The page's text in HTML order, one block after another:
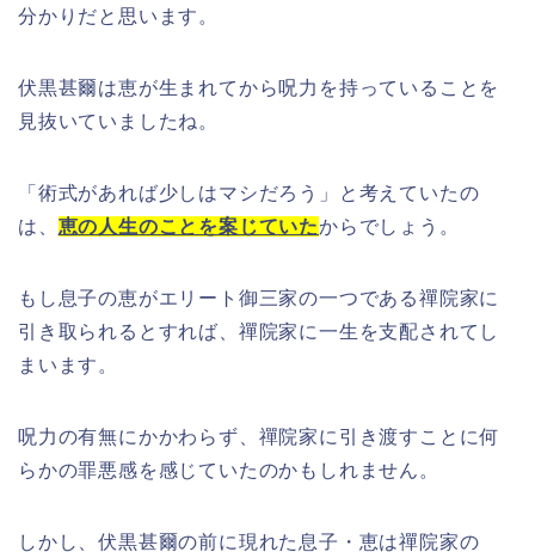
分かりだと思います。
伏黒甚爾は恵が生まれてから呪力を持っていることを
見抜いていましたね。
「術式があれば少しはマシだろう」と考えていたの
は、 恵の人生のことを案じていたからでしょう。
もし息子の恵がエリート御三家の一つである禪院家に
引き取られるとすれば、禪院家に一生を支配されてし
まいます。
呪力の有無にかかわらず、禪院家に引き渡すことに何
らかの罪悪感を感じていたのかもしれません。
しかし、伏黒甚爾の前に現れた息子・恵は禪院家の